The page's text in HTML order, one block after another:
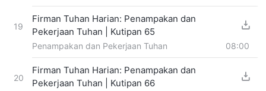
19
Firman Tuhan Harian: Penampakan dan
Pekerjaan Tuhan | Kutipan 65
Penampakan dan Pekerjaan Tuhan 08:00
20
Firman Tuhan Harian: Penampakan dan
Pekerjaan Tuhan | Kutipan 66